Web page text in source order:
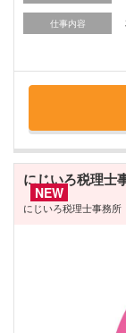
仕事内容
にじいろ税理士
NEW
にじいろ税理士事務所